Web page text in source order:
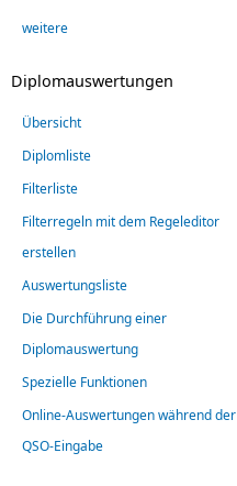
weitere
Diplomauswertungen
Übersicht
Diplomliste
Filterliste
Filterregeln mit dem Regeleditor
erstellen
Auswertungsliste
Die Durchführung einer
Diplomauswertung
Spezielle Funktionen
Online-Auswertungen während der
QSO-Eingabe